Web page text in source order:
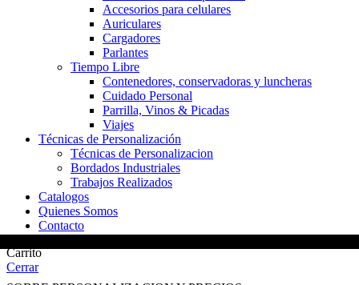
Accesorios para celulares
Auriculares
Cargadores
Parlantes
Tiempo Libre
Contenedores, conservadoras y luncheras
Cuidado Personal
Parrilla, Vinos & Picadas
Viajes
Técnicas de Personalización
Técnicas de Personalizacion
Bordados Industriales
Trabajos Realizados
Catalogos
Quienes Somos
Contacto
Carrito
Cerrar